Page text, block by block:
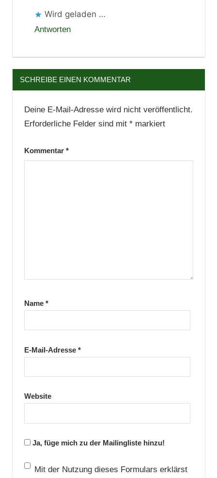
Wird geladen …
Antworten
SCHREIBE EINEN KOMMENTAR
Deine E-Mail-Adresse wird nicht veröffentlicht.
Erforderliche Felder sind mit *markiert
Kommentar *
Name *
E-Mail-Adresse *
Website
Ja, füge mich zu der Mailingliste hinzu!
Mit der Nutzung dieses Formulars erklärst